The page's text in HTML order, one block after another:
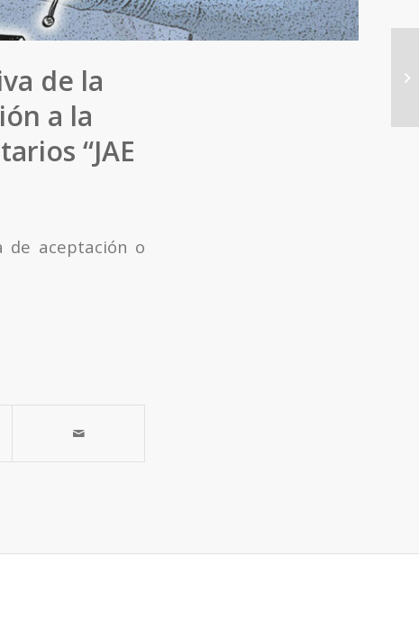
de la
a la
“JAE
de aceptación o